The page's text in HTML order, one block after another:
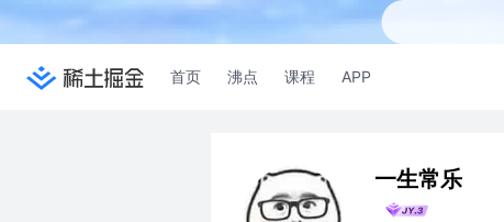
首页 沸点 课程 APP
一生常乐